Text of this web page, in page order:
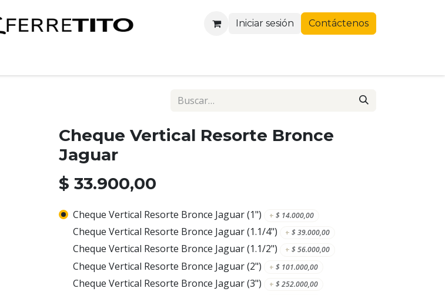
Iniciar sesión Contáctenos
Cheque Vertical Resorte Bronce
Jaguar
$ 33.900,00
Cheque Vertical Resorte Bronce Jaguar (1") + $ 14.000,00
Cheque Vertical Resorte Bronce Jaguar (1.1/4") + $39.000,00
Cheque Vertical Resorte Bronce Jaguar (1.1/2") + $56.000,00
Cheque Vertical Resorte Bronce Jaguar (2") + $ 101.000,00
Cheque Vertical Resorte Bronce Jaguar (3") + $252.000,00